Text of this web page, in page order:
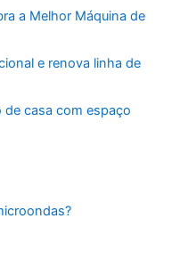
a Melhor Máquina de
e renova linha de
casa com espaço